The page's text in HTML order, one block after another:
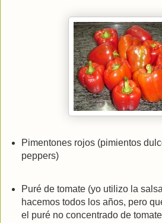
Pimentones rojos (pimientos
peppers)
Puré de tomate (yo utilizo la
hacemos todos los años, pero
el puré no concentrado de